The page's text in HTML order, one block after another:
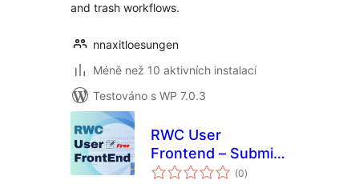
and trash workflows.
nnaxitloesungen
Méně než 10 aktivních instalací
Testováno s WP 7.0.3
RWC User
Frontend – Submit
Post, User Profile &
(0celkové
hodnocení
)